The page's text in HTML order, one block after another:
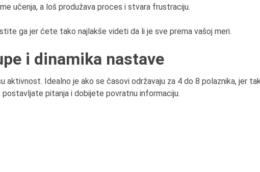
učenja, a loš produžava proces i stvara frustraciju.
ga jer ćete tako najlakše videti da li je sve prema vašoj meri.
i dinamika nastave
aktivnost. Idealno je ako se časovi održavaju za 4 do 8 polaznika, jer
pitanja i dobijete povratnu informaciju.